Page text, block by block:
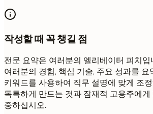
작성할 때 꼭 챙길 점
전문 요약은 여러분의 엘리베이터 피치
여러분의 경험, 핵심 기술, 주요 성과를 요
키워드를 사용하여 직무 설명에 맞게 조
독특하게 만드는 것과 잠재적 고용주에
중하십시오.